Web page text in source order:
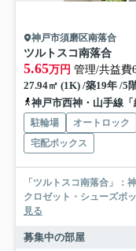
神戸市須磨区南落合
ツルトスコ南落合
5.65万円 管理/共益費
27.94㎡ (1K) /築19年 /5
神戸市西神・山手線「総合運
駐輪場 オートロック
宅配ボックス
「ツルトスコ南落合」：
クロゼット・シューズボ
見る
募集中の部屋